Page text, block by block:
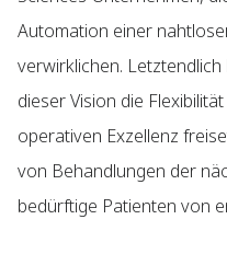
Automation einer
verwirklichen.
dieser Vision die
operativen Exzellenz
von Behandlungen der
bedürftige Patienten von